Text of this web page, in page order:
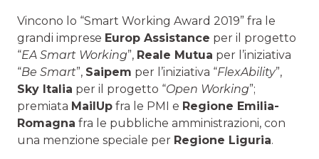
Vincono lo “Smart Working Award 2019” fra le
grandi imprese Europ Assistance per il progetto
“EA Smart Working”, Reale Mutua per l’iniziativa
“Be Smart”, Saipem per l’iniziativa “FlexAbility”,
Sky Italia per il progetto “Open Working”;
premiata MailUp fra le PMI e Regione Emilia-
Romagna fra le pubbliche amministrazioni, con
una menzione speciale per Regione Liguria.